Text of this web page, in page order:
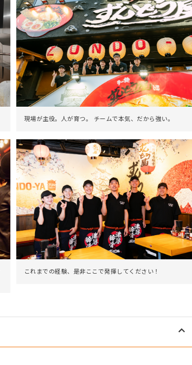
現場が主役。人が育つ。 チームで本気、だから強い。
これまでの経験、是非ここで発揮してください！